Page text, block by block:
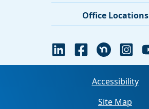
Office Locations
Accessibility
Site Map